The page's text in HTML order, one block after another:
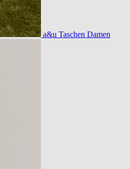
a&u Taschen Damen